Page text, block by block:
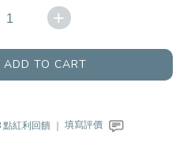
+
TO CART
紅利回饋 ｜ 填寫評價